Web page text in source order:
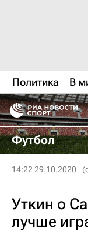
Политика В
Футбол
14:22 29.10.2020
Уткин о
лучше